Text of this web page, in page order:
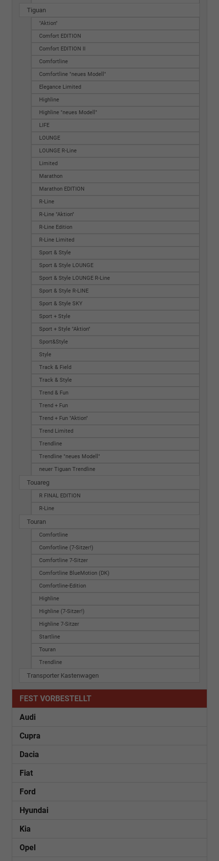
Tiguan
"Aktion"
Comfort EDITION
Comfort EDITION II
Comfortline
Comfortline "neues Modell"
Elegance Limited
Highline
Highline "neues Modell"
LIFE
LOUNGE
LOUNGE R-Line
Limited
Marathon
Marathon EDITION
R-Line
R-Line "Aktion"
R-Line Edition
R-Line Limited
Sport & Style
Sport & Style LOUNGE
Sport & Style LOUNGE R-Line
Sport & Style R-LINE
Sport & Style SKY
Sport + Style
Sport + Style "Aktion"
Sport&Style
Style
Track & Field
Track & Style
Trend & Fun
Trend + Fun
Trend + Fun "Aktion"
Trend Limited
Trendline
Trendline "neues Modell"
neuer Tiguan Trendline
Touareg
R FINAL EDITION
R-Line
Touran
Comfortline
Comfortline (7-Sitzer!)
Comfortline 7-Sitzer
Comfortline BlueMotion (DK)
Comfortline-Edition
Highline
Highline (7-Sitzer!)
Highline 7-Sitzer
Startline
Touran
Trendline
Transporter Kastenwagen
FEST VORBESTELLT
Audi
Cupra
Dacia
Fiat
Ford
Hyundai
Kia
Opel